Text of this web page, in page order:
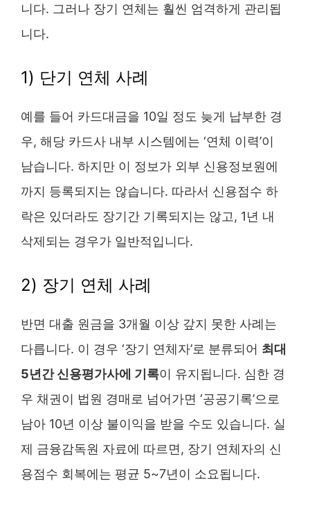
니다. 그러나 장기 연체는 훨씬 엄격하게 관리됩
니다.
1) 단기 연체 사례
예를 들어 카드대금을 10일 정도 늦게 납부한 경
우, 해당 카드사 내부 시스템에는 ‘연체 이력’이
남습니다. 하지만 이 정보가 외부 신용정보원에
까지 등록되지는 않습니다. 따라서 신용점수 하
락은 있더라도 장기간 기록되지는 않고, 1년 내
삭제되는 경우가 일반적입니다.
2) 장기 연체 사례
반면 대출 원금을 3개월 이상 갚지 못한 사례는
다릅니다. 이 경우 ‘장기 연체자’로 분류되어 최대
5년간 신용평가사에 기록이 유지됩니다. 심한 경
우 채권이 법원 경매로 넘어가면 ‘공공기록’으로
남아 10년 이상 불이익을 받을 수도 있습니다. 실
제 금융감독원 자료에 따르면, 장기 연체자의 신
용점수 회복에는 평균 5~7년이 소요됩니다.